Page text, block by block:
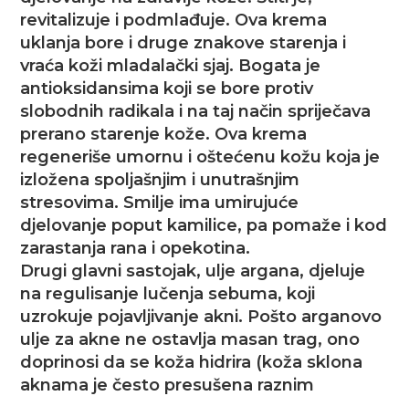
revitalizuje i podmlađuje. Ova krema
uklanja bore i druge znakove starenja i
vraća koži mladalački sjaj. Bogata je
antioksidansima koji se bore protiv
slobodnih radikala i na taj način spriječava
prerano starenje kože. Ova krema
regeneriše umornu i oštećenu kožu koja je
izložena spoljašnjim i unutrašnjim
stresovima. Smilje ima umirujuće
djelovanje poput kamilice, pa pomaže i kod
zarastanja rana i opekotina.
Drugi glavni sastojak, ulje argana, djeluje
na regulisanje lučenja sebuma, koji
uzrokuje pojavljivanje akni. Pošto arganovo
ulje za akne ne ostavlja masan trag, ono
doprinosi da se koža hidrira (koža sklona
aknama je često presušena raznim